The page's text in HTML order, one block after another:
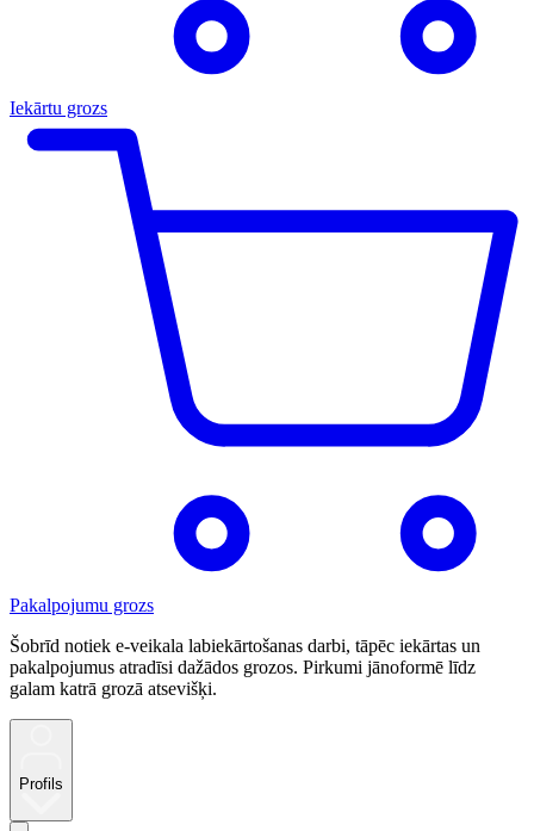
Iekārtu grozs
Pakalpojumu grozs
Šobrīd notiek e-veikala labiekārtošanas darbi, tāpēc iekārtas un
pakalpojumus atradīsi dažādos grozos. Pirkumi jānoformē līdz
galam katrā grozā atsevišķi.
Profils